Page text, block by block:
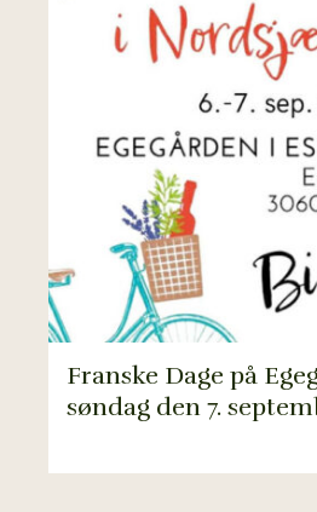
Franske Dage på
søndag den 7.